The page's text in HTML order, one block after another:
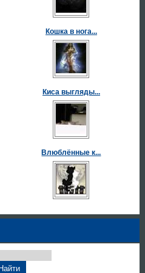
Кошка в нога...
Киса выгляды...
Влюблённые к...